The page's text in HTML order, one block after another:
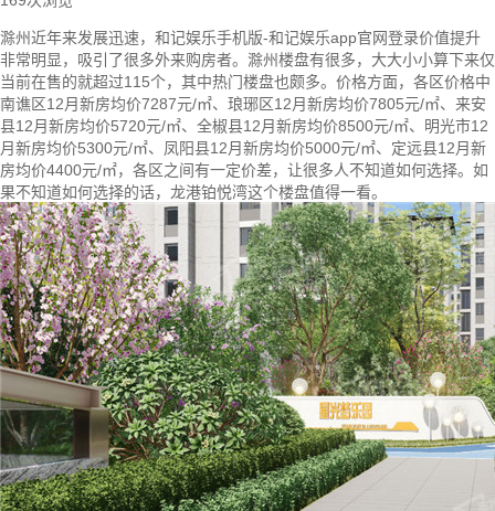
滁州近年来发展迅速， 和记娱乐手机版-和记娱乐app官网登录价值提升
非常明显，吸引了很多外来购房者。 滁州楼盘有很多，大大小小算下来仅
当前在售的就超过115个，其中热门楼盘也颇多。价格方面，各区价格中
南谯区12月新房均价7287元/㎡、琅琊区12月新房均价7805元/㎡、来安
县12月新房均价5720元/㎡、全椒县12月新房均价8500元/㎡、明光市12
月新房均价5300元/㎡、凤阳县12月新房均价5000元/㎡、定远县12月新
房均价4400元/㎡，各区之间有一定价差，让很多人不知道如何选择。如
果不知道如何选择的话， 龙港铂悦湾这个楼盘值得一看。